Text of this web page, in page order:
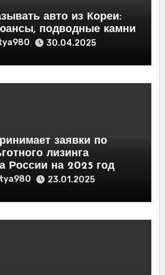
авто из Кореи:
подводные камни
30.04.2025
заявки по
лизинга
России на 2025 год
23.01.2025